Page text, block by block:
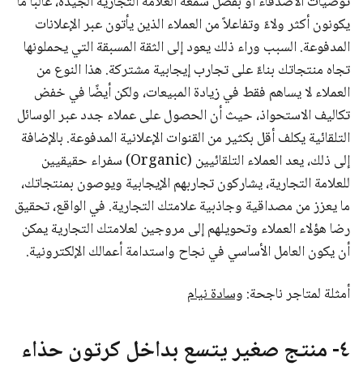
يكونون أكثر ولاءً وتفاعلاً من العملاء الذين يأتون عبر الإعلانات
المدفوعة. السبب وراء ذلك يعود إلى الثقة المسبقة التي يحملونها
تجاه منتجاتك بناءً على تجارب إيجابية مشتركة. هذا النوع من
العملاء لا يساهم فقط في زيادة المبيعات، ولكن أيضًا في خفض
تكاليف الاستحواذ، حيث أن الحصول على عملاء جدد عبر الوسائل
التلقائية يكلف أقل بكثير من القنوات الإعلانية المدفوعة. بالإضافة
إلى ذلك، يعد العملاء التلقائيين (Organic) سفراء حقيقيين
للعلامة التجارية، يشاركون تجاربهم الإيجابية ويوصون بمنتجاتك،
ما يعزز من مصداقية وجاذبية علامتك التجارية. في الواقع، تحقيق
رضا هؤلاء العملاء وتحويلهم إلى مروجين لعلامتك التجارية يمكن
أن يكون العامل الأساسي في نجاح واستدامة أعمالك الإلكترونية.
أمثلة لمتاجر ناجحة: وسادة نيام
٤- منتج صغير يتسع بداخل كرتون حذاء